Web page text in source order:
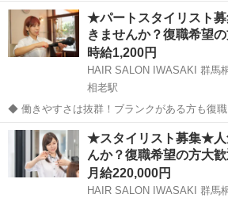
10:00~16:00/10:00~15:00/10:00~17:00/
火/水/木/金/土/日 などから選べます [...
群馬 伊勢崎市 マッサージ
★パートスタイリスト
きませんか？復職希望
時給1,200円
相老駅
◆ 働きやすさは抜群！ブランクがある方も復職！ ◆ シフト
利くため、自分のライフスタイルに合わせて
る方も分かりやすいレッスンで技術に自身を
ューできます 働きやすさは抜群...
群馬 桐生市 相老駅 美容師
★スタイリスト募集★人
んか？復職希望の方大
月給220,000円